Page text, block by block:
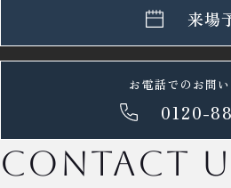
来場
お電話でのお問
0120-
contact